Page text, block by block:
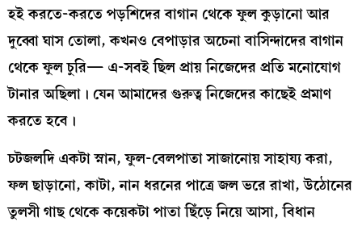
হই করতে-করতে পড়শিদের বাগান থেকে ফুল কুড়ানো আর
দুব্বো ঘাস তোলা, কখনও বেপাড়ার অচেনা বাসিন্দাদের বাগান
থেকে ফুল চুরি— এ-সবই ছিল প্রায় নিজেদের প্রতি মনোযোগ
টানার অছিলা। যেন আমাদের গুরুত্ব নিজেদের কাছেই প্রমাণ
করতে হবে।
চটজলদি একটা স্নান, ফুল-বেলপাতা সাজানোয় সাহায্য করা,
ফল ছাড়ানো, কাটা, নান ধরনের পাত্রে জল ভরে রাখা, উঠোনের
তুলসী গাছ থেকে কয়েকটা পাতা ছিঁড়ে নিয়ে আসা, বিধান